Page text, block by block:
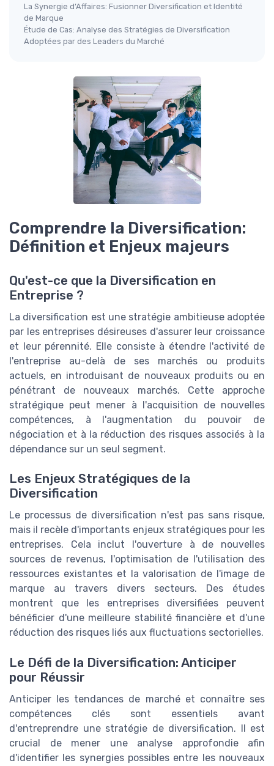
La Synergie d’Affaires: Fusionner Diversification et Identité
de Marque
Étude de Cas: Analyse des Stratégies de Diversification
Adoptées par des Leaders du Marché
Comprendre la Diversification:
Définition et Enjeux majeurs
Qu'est-ce que la Diversification en
Entreprise ?
La diversification est une stratégie ambitieuse adoptée
par les entreprises désireuses d'assurer leur croissance
et leur pérennité. Elle consiste à étendre l'activité de
l'entreprise au-delà de ses marchés ou produits
actuels, en introduisant de nouveaux produits ou en
pénétrant de nouveaux marchés. Cette approche
stratégique peut mener à l'acquisition de nouvelles
compétences, à l'augmentation du pouvoir de
négociation et à la réduction des risques associés à la
dépendance sur un seul segment.
Les Enjeux Stratégiques de la
Diversification
Le processus de diversification n'est pas sans risque,
mais il recèle d'importants enjeux stratégiques pour les
entreprises. Cela inclut l'ouverture à de nouvelles
sources de revenus, l'optimisation de l'utilisation des
ressources existantes et la valorisation de l'image de
marque au travers divers secteurs. Des études
montrent que les entreprises diversifiées peuvent
bénéficier d'une meilleure stabilité financière et d'une
réduction des risques liés aux fluctuations sectorielles.
Le Défi de la Diversification: Anticiper
pour Réussir
Anticiper les tendances de marché et connaître ses
compétences clés sont essentiels avant
d'entreprendre une stratégie de diversification. Il est
crucial de mener une analyse approfondie afin
d'identifier les synergies possibles entre les nouveaux